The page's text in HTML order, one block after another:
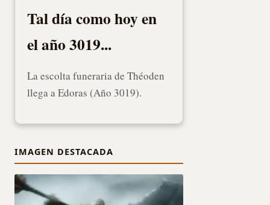
Tal día como hoy en
el año 3019...
La escolta funeraria de Théoden
llega a Edoras (Año 3019).
IMAGEN DESTACADA